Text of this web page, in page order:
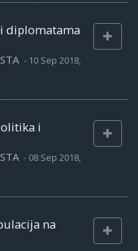
diplomatama
- 10 Sep 2018,
i
- 08 Sep 2018,
na